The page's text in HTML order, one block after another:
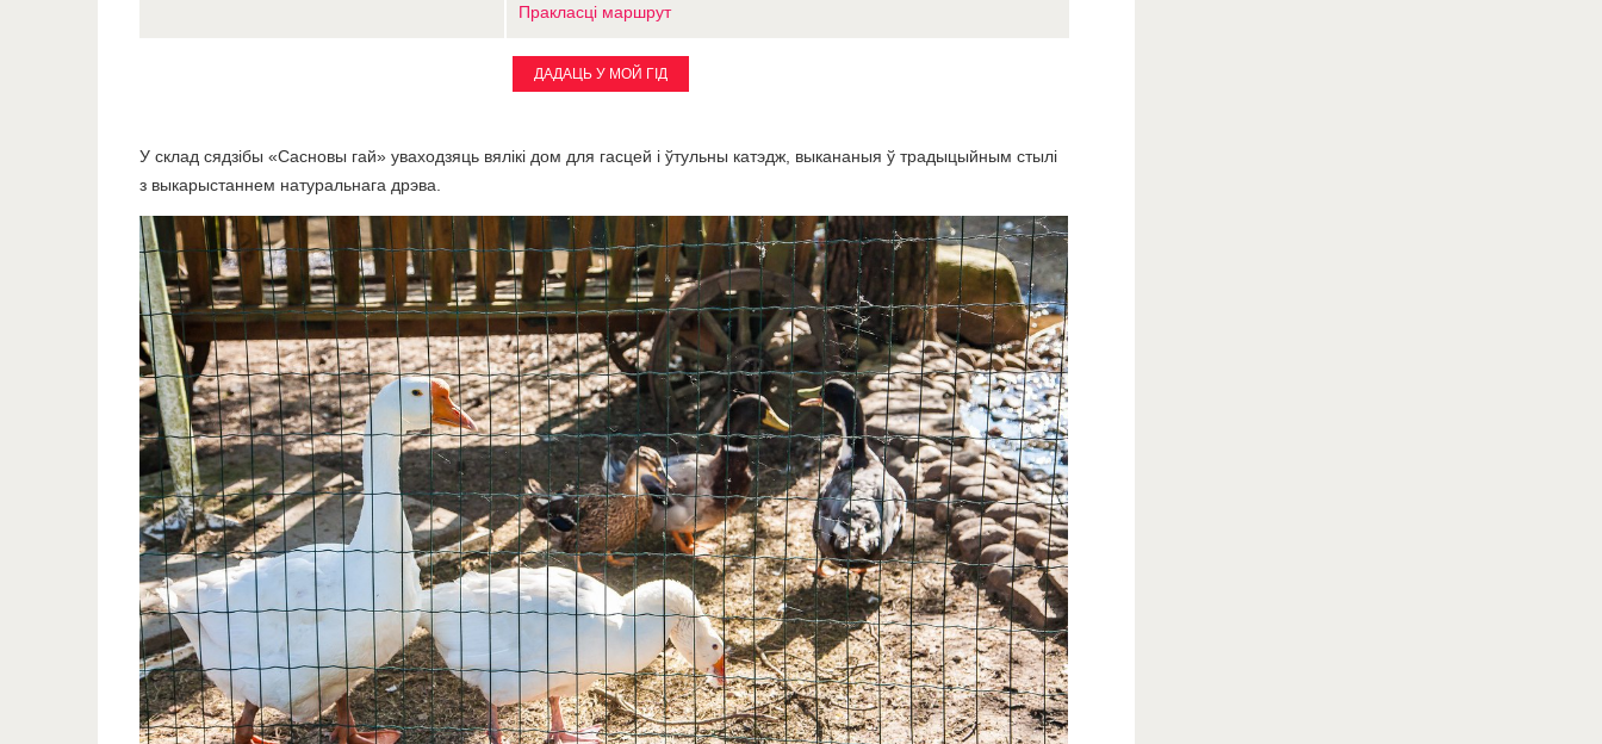
Пракласці маршрут
ДАДАЦЬ У МОЙ ГІД
У склад сядзібы «Сасновы гай» уваходзяць вялікі дом для гасцей і ўтульны катэдж, выкананыя ў традыцыйным стылі
з выкарыстаннем натуральнага дрэва.